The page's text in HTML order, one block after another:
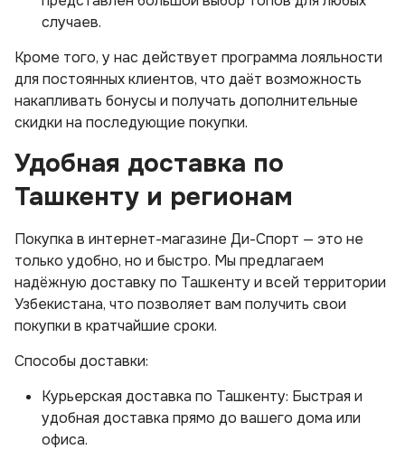
случаев.
Кроме того, у нас действует программа лояльности
для постоянных клиентов, что даёт возможность
накапливать бонусы и получать дополнительные
скидки на последующие покупки.
Удобная доставка по
Ташкенту и регионам
Покупка в интернет-магазине Ди-Спорт — это не
только удобно, но и быстро. Мы предлагаем
надёжную доставку по Ташкенту и всей территории
Узбекистана, что позволяет вам получить свои
покупки в кратчайшие сроки.
Способы доставки:
Курьерская доставка по Ташкенту: Быстрая и
удобная доставка прямо до вашего дома или
офиса.